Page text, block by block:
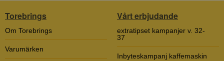
Torebrings
Om Torebrings
Varumärken
Vårt erbjudande
extratipset kampanjer v. 32-
37
Inbyteskampanj kaffemaskin